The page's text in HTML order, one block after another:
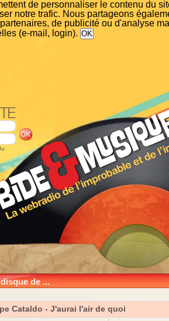
de personnaliser le contenu du
notre trafic. Nous partageons
de publicité ou d'analyse
(e-mail, login).
de ...
Cataldo - J'aurai l'air de quoi